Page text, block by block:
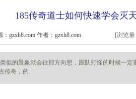
185传奇道士如何快速学会灭
gzxh8.com 作者：gzxh8.com [浏览
似的景象就会往那方向想，跟队打怪的时候一
传奇，的.